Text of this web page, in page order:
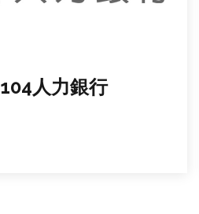
104人力銀行